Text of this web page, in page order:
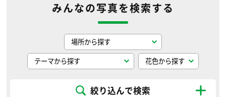
みんなの写真を検索する
絞り込んで検索